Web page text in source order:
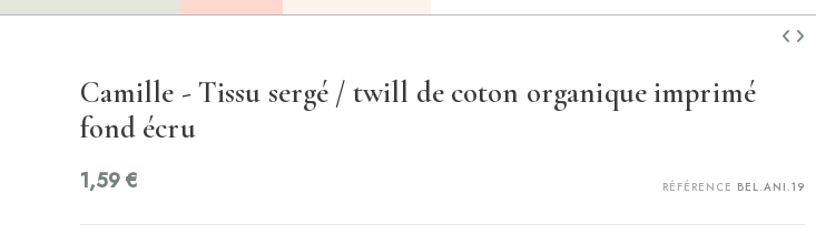
Camille - Tissu sergé / twill de coton organique imprimé
fond écru
RÉFÉRENCE BEL.ANI.19
1,59 €